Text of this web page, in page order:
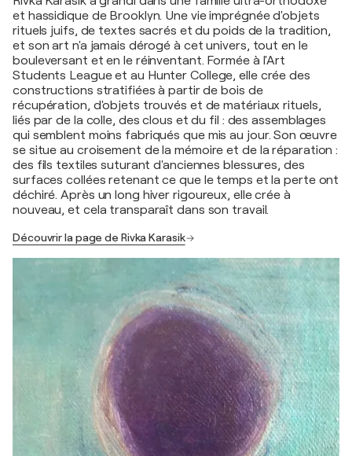
et hassidique de Brooklyn. Une vie imprégnée d'objets
rituels juifs, de textes sacrés et du poids de la tradition,
et son art n'a jamais dérogé à cet univers, tout en le
bouleversant et en le réinventant. Formée à l'Art
Students League et au Hunter College, elle crée des
constructions stratifiées à partir de bois de
récupération, d'objets trouvés et de matériaux rituels,
liés par de la colle, des clous et du fil : des assemblages
qui semblent moins fabriqués que mis au jour. Son œuvre
se situe au croisement de la mémoire et de la réparation :
des fils textiles suturant d'anciennes blessures, des
surfaces collées retenant ce que le temps et la perte ont
déchiré. Après un long hiver rigoureux, elle crée à
nouveau, et cela transparaît dans son travail.
Découvrir la page de Rivka Karasik